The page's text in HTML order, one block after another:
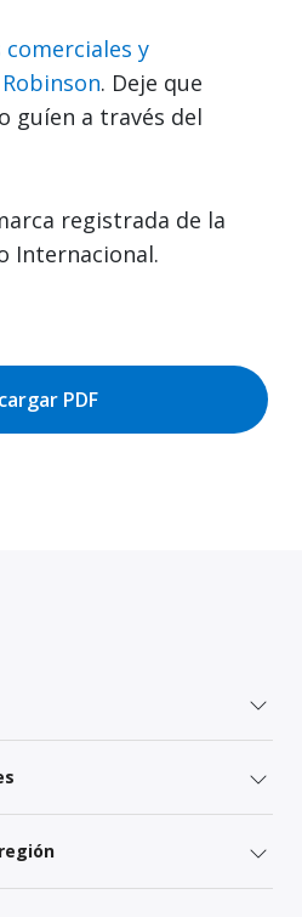
y
. Deje que
guíen a través del
registrada de la
Internacional.
PDF